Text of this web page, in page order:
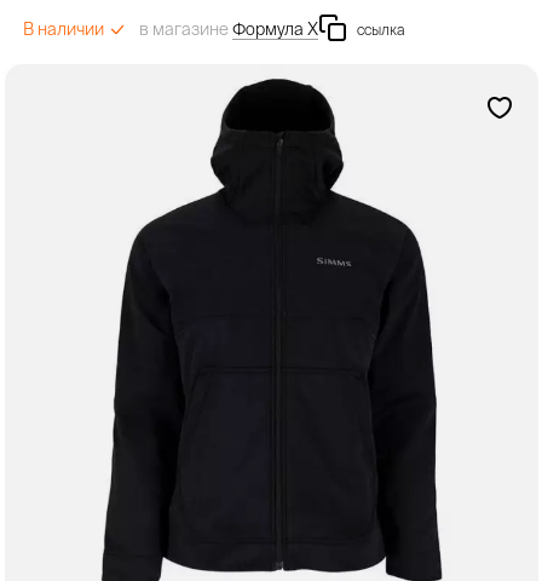
В наличии в магазинеФормула Х ссылка